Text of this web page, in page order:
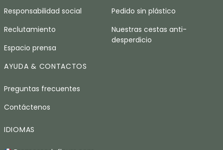
Responsabilidad social
Reclutamiento
Espacio prensa
Pedido sin plástico
Nuestras cestas anti-
desperdicio
AYUDA & CONTACTOS
Preguntas frecuentes
Contáctenos
IDIOMAS